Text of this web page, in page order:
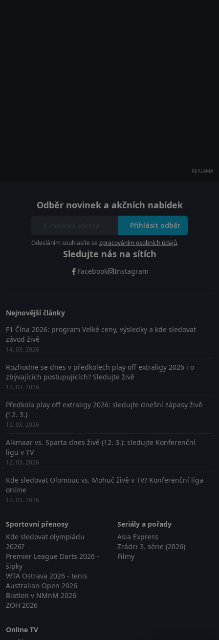
REKLAMA
Odběr novinek a akčních nabídek
Přihlásit odběr
Odesláním souhlasíte se zpracováním osobních údajů.
Sledujte nás na sítích
Facebook Instagram
Nejnovější články
F1 Čína 2026: program Velké ceny, výsledky a kde sledovat
závod živě
14. 03. 2026
Rozhodne se dnes v předkolech play off extraligy 2026 i o
zbývajících postupujících? Sledujte živě
13. 03. 2026
Předkola play off extraligy 2026: sledujte dnešní zápasy živě
(12. 3.)
12. 03. 2026
Alkmaar vs. Sparta dnes živě (12. 3.): sledujte Konferenční
ligu v TV
12. 03. 2026
Kde sledovat Olomouc vs. Mohuč živě v TV? Konferenční liga
online
12. 03. 2026
Sportovní přenosy
Kde sledovat olympiádu
2026?
Premier League Darts 2026 -
šipky
WTA Ostrava 2026 - tenis
Australian Open 2026
Biatlon v NMnM 2026
ZOH 2026
Seriály a pořady
Asia Express
Zrádci 3. série (2026)
Filmy
Online TV